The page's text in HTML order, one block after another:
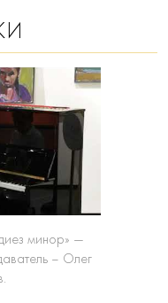
минор» —
– Олег